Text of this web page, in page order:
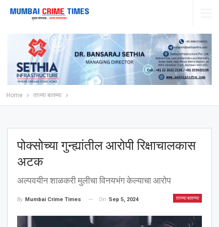
Home ताज्या बातम्या
पोक्सोच्या गुन्ह्यांतील आरोपी रिक्षाचालकास
अटक
अल्पवयीन शाळकरी मुलीचा विनयभंग केल्याचा आरोप
ताज्या बातम्या
By Mumbai Crime Times On Sep 5, 2024